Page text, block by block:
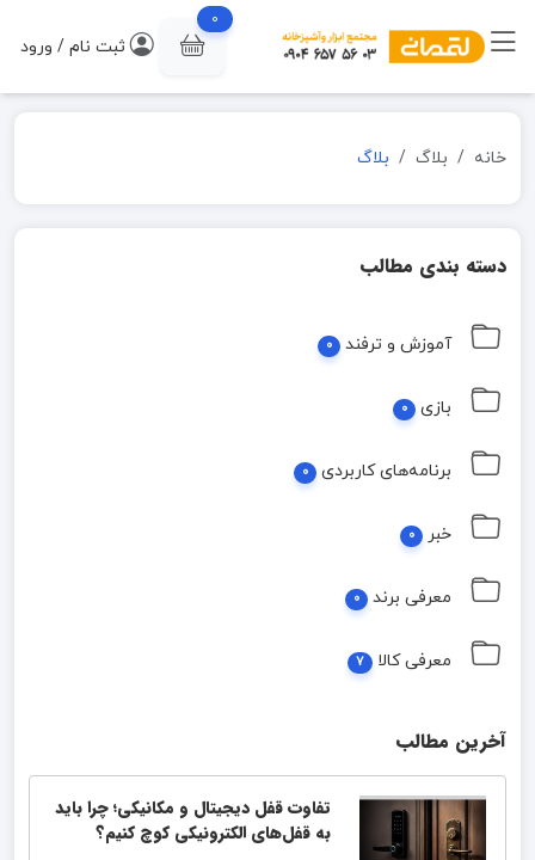
0
ثبت نام / ورود
خانه بلاگ بلاگ
دسته بندی مطالب
آموزش و ترفند 0
بازی 0
برنامه‌های کاربردی 0
خبر 0
معرفی برند 0
معرفی کالا 7
آخرین مطالب
تفاوت قفل دیجیتال و مکانیکی؛ چرا باید
به قفل‌های الکترونیکی کوچ کنیم؟